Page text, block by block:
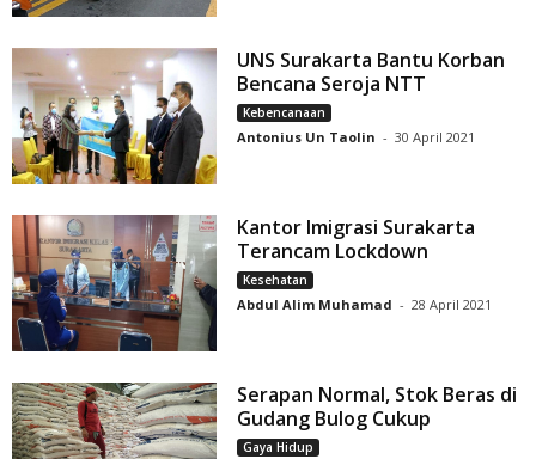
UNS Surakarta Bantu Korban
Bencana Seroja NTT
Kebencanaan
Antonius Un Taolin - 30 April 2021
Kantor Imigrasi Surakarta
Terancam Lockdown
Kesehatan
Abdul Alim Muhamad - 28 April 2021
Serapan Normal, Stok Beras di
Gudang Bulog Cukup
Gaya Hidup